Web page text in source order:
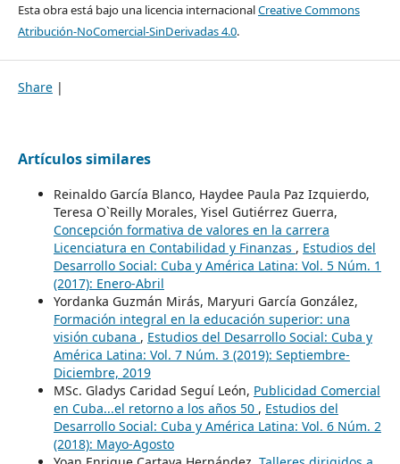
Esta obra está bajo una licencia internacionalCreative Commons
Atribución-NoComercial-SinDerivadas 4.0.
Share |
Artículos similares
Reinaldo García Blanco, Haydee Paula Paz Izquierdo,
Teresa O`Reilly Morales, Yisel Gutiérrez Guerra,
Concepción formativa de valores en la carrera
Licenciatura en Contabilidad y Finanzas , Estudios del
Desarrollo Social: Cuba y América Latina: Vol. 5 Núm. 1
(2017): Enero-Abril
Yordanka Guzmán Mirás, Maryuri García González,
Formación integral en la educación superior: una
visión cubana , Estudios del Desarrollo Social: Cuba y
América Latina: Vol. 7 Núm. 3 (2019): Septiembre-
Diciembre, 2019
MSc. Gladys Caridad Seguí León, Publicidad Comercial
en Cuba...el retorno a los años 50 , Estudios del
Desarrollo Social: Cuba y América Latina: Vol. 6 Núm. 2
(2018): Mayo-Agosto